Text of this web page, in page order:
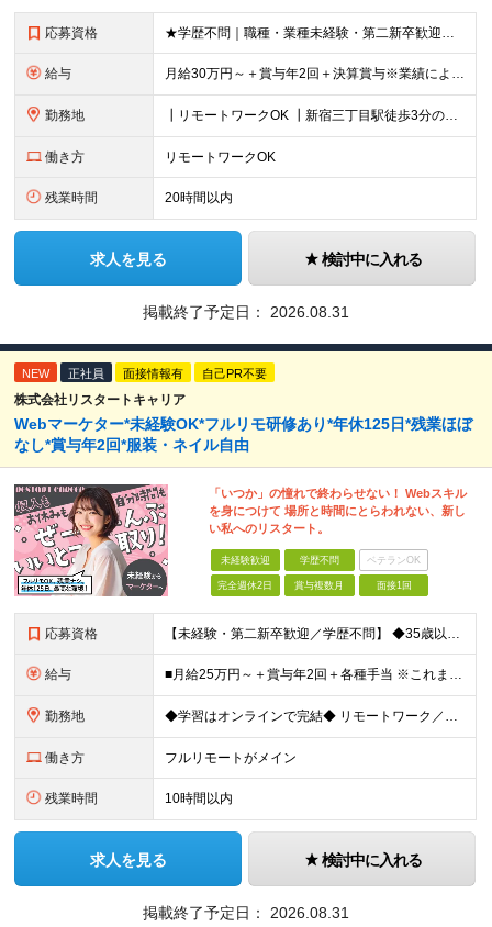
応募資格 ★学歴不問｜職種・業種未経験・第二新卒歓迎★ ＊数字や専門知識は一切不要です ≪こんな方にピッタリ！≫ ‥‥‥‥‥‥‥‥‥‥‥‥ ◎接客・販売・カウンター業務の経験を活かしたい方 ◎立ち仕事から、腰
給与 月給30万円～＋賞与年2回＋決算賞与※業績による ※上記月給額を目安として、経験や前職給与などを踏まえ、相談のうえ給与額が変動する可能性がございます。 ※試用期間中は賞与対象外となります。※試用期間
勤務地 ┃リモートワークOK ┃新宿三丁目駅徒歩3分のオフィス ┃転勤なし 【本社】 東京都新宿区新宿5-13-9 太平洋不動産新宿ビル 2F ＼オフィスの雰囲気についてご紹介／ 落ち着いた色味でまとめら
働き方 リモートワークOK
残業時間 20時間以内
求人を見る 検討中に入れる
掲載終了予定日： 2026.08.31
NEW 正社員 面接情報有 自己PR不要
株式会社リスタートキャリア
Webマーケター*未経験OK*フルリモ研修あり*年休125日*残業ほぼ
なし*賞与年2回*服装・ネイル自由
「いつか」の憧れで終わらせない！ Webスキル
を身につけて 場所と時間にとらわれない、新し
い私へのリスタート。
未経験歓迎 学歴不問 ベテランOK
完全週休2日 賞与複数月 面接1回
応募資格 【未経験・第二新卒歓迎／学歴不問】 ◆35歳以下の方（若年層の長期キャリア形成を図るため) ◆お人柄・意欲重視の採用です！ ＜こんな方は大歓迎！＞ ・SNSや動画を見るのが好きで、トレンドに敏感 ・
給与 ■月給25万円～＋賞与年2回＋各種手当 ※これまでの経験・スキル・前職の給与を考慮して決定します ※上記には、固定残業代（月20時間分／32,500円～）が含まれます ＜研修期間（7ヶ月～最大10ヶ
勤務地 ◆学習はオンラインで完結◆ リモートワーク／フルリモート案件あり・転勤なし ◇本社(秋葉原)または一都三県のクライアント先 ※勤務地につきましては、ご相談の上で配属 ＜本社＞ ◇東京都台東区台東1
働き方 フルリモートがメイン
残業時間 10時間以内
求人を見る 検討中に入れる
掲載終了予定日： 2026.08.31